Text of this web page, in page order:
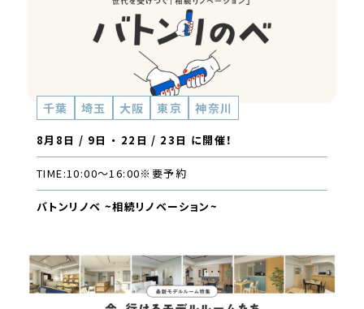
千葉 埼玉 大阪 東京 神奈川
8月8日 / 9日 ・ 22日 / 23日 に開催！
TIME:10:00〜16:00※要予約
バトンリノベ ~相続リノベーション~